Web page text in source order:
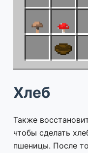
Хлеб
Также
чтобы сделать
пшеницы. После